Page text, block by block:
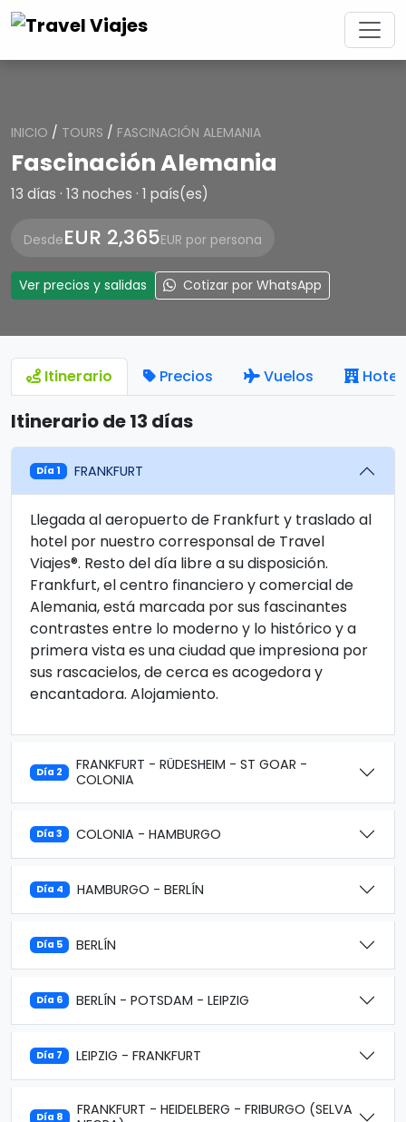
INICIO / TOURS / FASCINACIÓN ALEMANIA
Fascinación Alemania
13 días · 13 noches · 1 país(es)
DesdeEUR 2,365EUR por persona
Ver precios y salidas Cotizar por WhatsApp
Itinerario Precios Vuelos
Itinerario de 13 días
Día 1 FRANKFURT
Llegada al aeropuerto de Frankfurt y traslado al
hotel por nuestro corresponsal de Travel
Viajes®. Resto del día libre a su disposición.
Frankfurt, el centro financiero y comercial de
Alemania, está marcada por sus fascinantes
contrastes entre lo moderno y lo histórico y a
primera vista es una ciudad que impresiona por
sus rascacielos, de cerca es acogedora y
encantadora. Alojamiento.
Día 2
FRANKFURT - RÜDESHEIM - ST GOAR -
COLONIA
Día 3 COLONIA - HAMBURGO
Día 4 HAMBURGO - BERLÍN
Día 5 BERLÍN
Día 6 BERLÍN - POTSDAM - LEIPZIG
Día 7 LEIPZIG - FRANKFURT
Día 8
FRANKFURT - HEIDELBERG - FRIBURGO (SELVA